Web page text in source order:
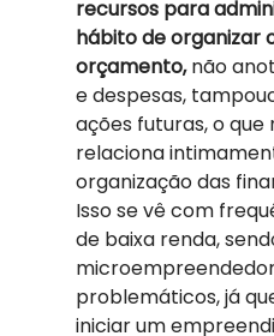
recursos para
hábito de organizar
orçamento, não
e despesas,
ações futuras, o que
relaciona
organização das
Isso se vê com
de baixa renda,
problemáticos, já
iniciar um